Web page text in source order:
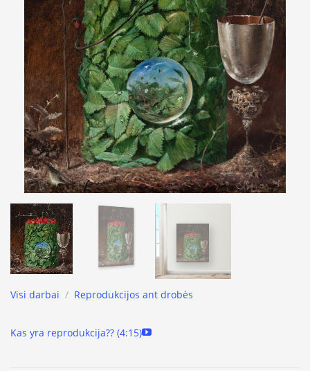
Visi darbai / Reprodukcijos ant drobės
Kas yra reprodukcija?? (4:15)